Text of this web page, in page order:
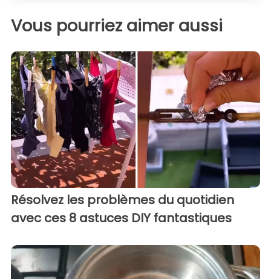
Vous pourriez aimer aussi
Résolvez les problèmes du quotidien
avec ces 8 astuces DIY fantastiques